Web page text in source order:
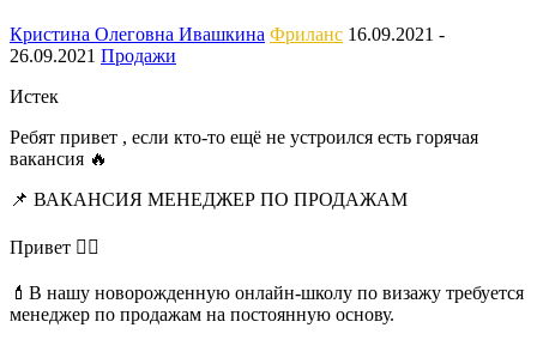
Кристина Олеговна Ивашкина Фриланс 16.09.2021 -
26.09.2021 Продажи
Истек
Ребят привет , если кто-то ещё не устроился есть горячая
вакансия 🔥
📌 ВАКАНСИЯ МЕНЕДЖЕР ПО ПРОДАЖАМ
Привет 🙋‍♀️
💄В нашу новорожденную онлайн-школу по визажу требуется
менеджер по продажам на постоянную основу.